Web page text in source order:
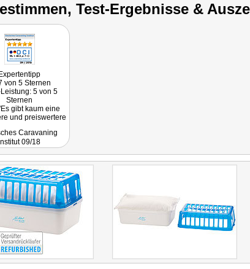
Test-Ergebnisse &
Expertentipp
von 5 Sternen
5 von 5
Sternen
gibt kaum eine
und preiswertere
Caravan im
wirksam vor
zu schützen.
Der Sichler
von Pearl
ohne irgendwelche
leise, gefahrlos und
Caravaning
Institut 09/18